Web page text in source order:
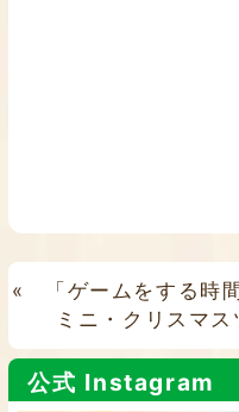
«
「ゲームをする時
ミニ・クリスマス
公式 Instagram